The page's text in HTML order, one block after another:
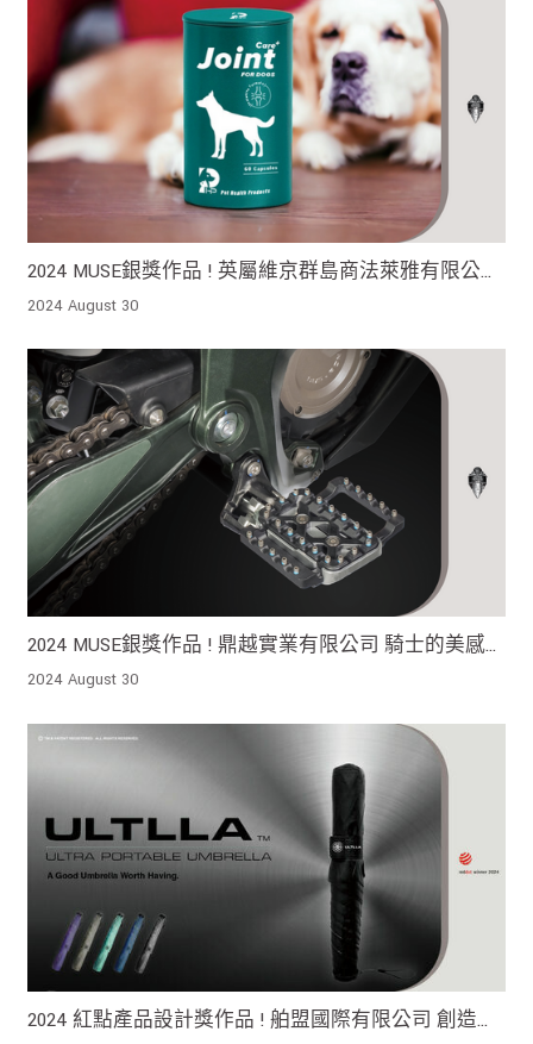
2024 MUSE銀獎作品 ! 英屬維京群島商法萊雅有限公司
台灣分公司 可顯著減少一次性的拋棄和浪費
2024 August 30
2024 MUSE銀獎作品 ! 鼎越實業有限公司 騎士的美感
DIY創造自己的風格
2024 August 30
2024 紅點產品設計獎作品 ! 舶盟國際有限公司 創造出